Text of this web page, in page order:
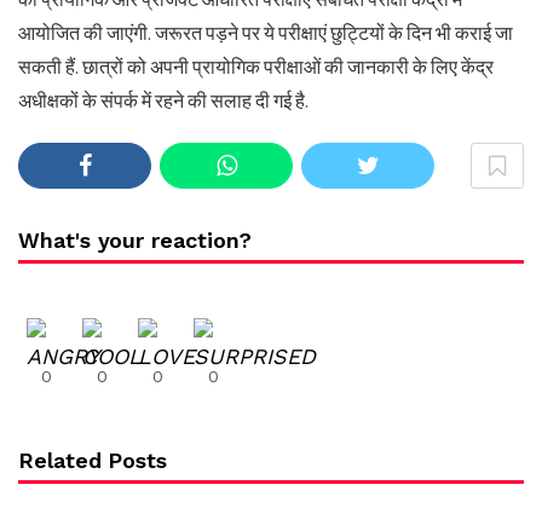
आयोजित की जाएंगी. जरूरत पड़ने पर ये परीक्षाएं छुट्टियों के दिन भी कराई जा
सकती हैं. छात्रों को अपनी प्रायोगिक परीक्षाओं की जानकारी के लिए केंद्र
अधीक्षकों के संपर्क में रहने की सलाह दी गई है.
What's your reaction?
0 0 0 0
Related Posts